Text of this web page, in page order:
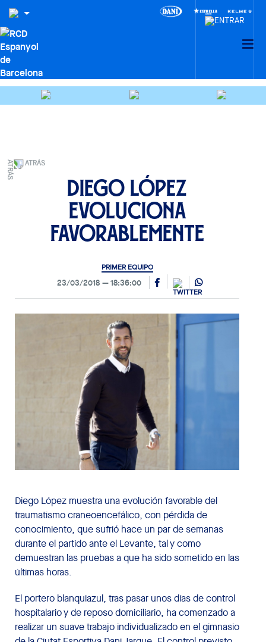
ATRÁS
Diego López
evoluciona
favorablemente
PRIMER EQUIPO
23/03/2018 18:36:00
Diego López muestra una evolución favorable del
traumatismo craneoencefálico, con pérdida de
conocimiento, que sufrió hace un par de semanas
durante el partido ante el Levante, tal y como
demuestran las pruebas a que ha sido sometido en las
últimas horas.
El portero blanquiazul, tras pasar unos días de control
hospitalario y de reposo domiciliario, ha comenzado a
realizar un suave trabajo individualizado en el gimnasio